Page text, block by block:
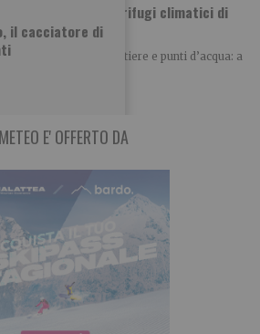
il cacciatore di
la mappa dei rifugi climatici di
musei, case del quartiere e punti d’acqua: a
E' OFFERTO DA